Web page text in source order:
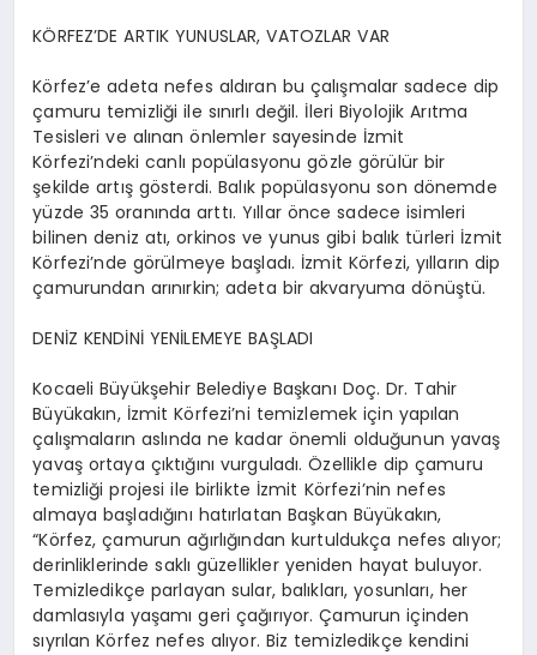
KÖRFEZ’DE ARTIK YUNUSLAR, VATOZLAR VAR
Körfez’e adeta nefes aldıran bu çalışmalar sadece dip
çamuru temizliği ile sınırlı değil. İleri Biyolojik Arıtma
Tesisleri ve alınan önlemler sayesinde İzmit
Körfezi’ndeki canlı popülasyonu gözle görülür bir
şekilde artış gösterdi. Balık popülasyonu son dönemde
yüzde 35 oranında arttı. Yıllar önce sadece isimleri
bilinen deniz atı, orkinos ve yunus gibi balık türleri İzmit
Körfezi’nde görülmeye başladı. İzmit Körfezi, yılların dip
çamurundan arınırkin; adeta bir akvaryuma dönüştü.
DENİZ KENDİNİ YENİLEMEYE BAŞLADI
Kocaeli Büyükşehir Belediye Başkanı Doç. Dr. Tahir
Büyükakın, İzmit Körfezi’ni temizlemek için yapılan
çalışmaların aslında ne kadar önemli olduğunun yavaş
yavaş ortaya çıktığını vurguladı. Özellikle dip çamuru
temizliği projesi ile birlikte İzmit Körfezi’nin nefes
almaya başladığını hatırlatan Başkan Büyükakın,
“Körfez, çamurun ağırlığından kurtuldukça nefes alıyor;
derinliklerinde saklı güzellikler yeniden hayat buluyor.
Temizledikçe parlayan sular, balıkları, yosunları, her
damlasıyla yaşamı geri çağırıyor. Çamurun içinden
sıyrılan Körfez nefes alıyor. Biz temizledikçe kendini